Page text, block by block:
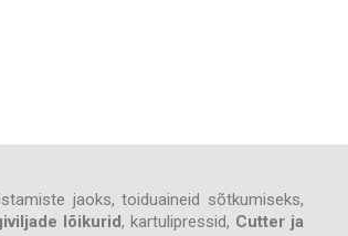
jaoks, toiduaineid sõtkumiseks,
lõikurid, kartulipressid, Cutter ja